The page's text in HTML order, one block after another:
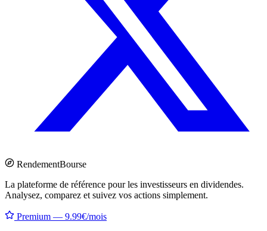
RendementBourse
La plateforme de référence pour les investisseurs en dividendes.
Analysez, comparez et suivez vos actions simplement.
Premium — 9.99€/mois